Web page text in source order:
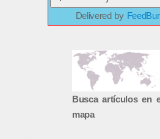
Delivered by
Busca artículos en
mapa